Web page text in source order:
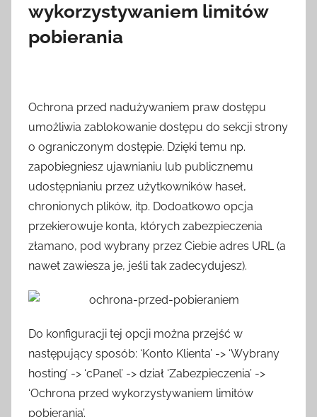
wykorzystywaniem limitów
pobierania
Ochrona przed nadużywaniem praw dostępu
umożliwia zablokowanie dostępu do sekcji strony
o ograniczonym dostępie. Dzięki temu np.
zapobiegniesz ujawnianiu lub publicznemu
udostępnianiu przez użytkowników haseł,
chronionych plików, itp. Dodoatkowo opcja
przekierowuje konta, których zabezpieczenia
złamano, pod wybrany przez Ciebie adres URL (a
nawet zawiesza je, jeśli tak zadecydujesz).
Do konfiguracji tej opcji można przejść w
następujący sposób: ‘Konto Klienta’ -> ‘Wybrany
hosting’ -> ‘cPanel’ -> dział ‘Zabezpieczenia’ ->
‘Ochrona przed wykorzystywaniem limitów
pobierania’.